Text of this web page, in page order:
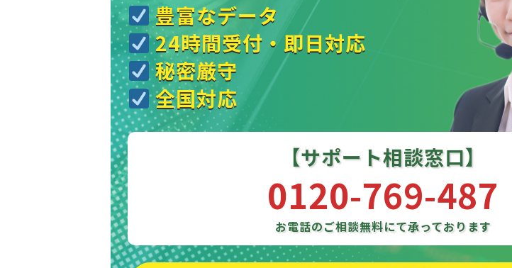
豊富なデータ
24時間受付・即日対応
秘密厳守
全国対応
【サポート相談窓口】
0120-769-487
お電話のご相談無料にて承っております